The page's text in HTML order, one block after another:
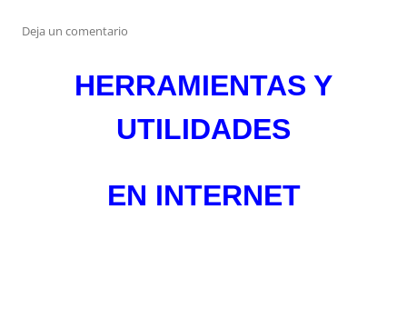
Deja un comentario
HERRAMIENTAS Y
UTILIDADES
EN INTERNET